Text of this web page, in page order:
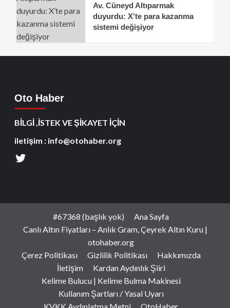
Av. Cüneyd Altıparmak
duyurdu: X’te para kazanma
sistemi değişiyor
Oto Haber
BİLGİ ,İSTEK VE ŞİKAYET İÇİN
iletişim : info@otohaber.org
#67368 (başlık yok)
Ana Sayfa
Canlı Altın Fiyatları – Anlık Gram, Çeyrek Altın Kuru |
otohaber.org
Çerez Politikası
Gizlilik Politikası
Hakkımızda
İletişim
Kardan Aydınlık Şiiri
Kelime Bulucu | Kelime Bulma Makinesi
Kullanım Şartları / Yasal Uyarı